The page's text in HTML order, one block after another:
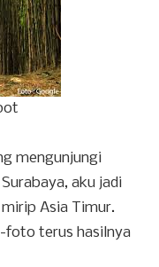
mengunjungi
aku jadi
Asia Timur.
foto terus hasilnya